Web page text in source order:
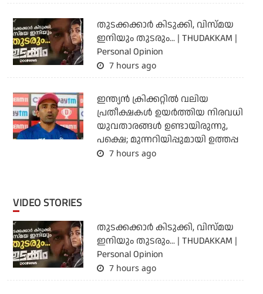
തുടക്കക്കാര്‍ കിടുക്കി, വിസ്മയ
ഇനിയും തുടരും... | THUDAKKAM |
Personal Opinion
7 hours ago
ഇന്ത്യന്‍ ക്രിക്കറ്റില്‍ വലിയ
പ്രതീക്ഷകള്‍ ഉയര്‍ത്തിയ നിരവധി
യുവതാരങ്ങള്‍ ഉണ്ടായിരുന്നു,
പക്ഷെ; മുന്നറിയിപ്പുമായി ഉത്തപ്പ
7 hours ago
VIDEO STORIES
തുടക്കക്കാര്‍ കിടുക്കി, വിസ്മയ
ഇനിയും തുടരും... | THUDAKKAM |
Personal Opinion
7 hours ago